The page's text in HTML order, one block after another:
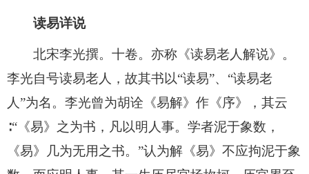
读易详说
北宋李光撰。十卷。亦称《读易老人解说》。
李光自号读易老人，故其书以“读易”、“读易老
人”为名。李光曾为胡诠《易解》作《序》，其云
∶“《易》之为书，凡以明人事。学者泥于象数，
《易》几为无用之书。”认为解《易》不应拘泥于象